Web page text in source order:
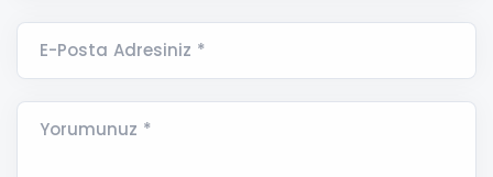
E-Posta Adresiniz *
Yorumunuz *